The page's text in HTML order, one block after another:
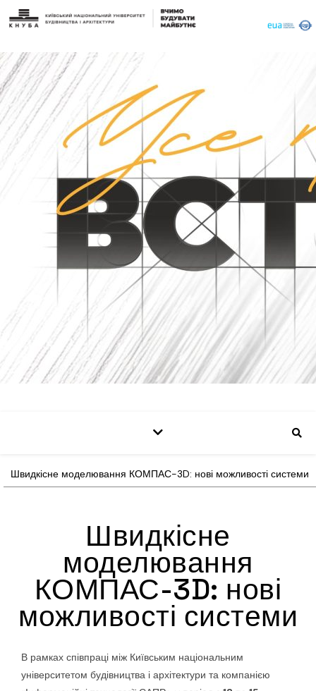
Швидкісне моделювання КОМПАС-3D: нові можливості системи
Швидкісне
моделювання
КОМПАС-3D: нові
можливості системи
В рамках співпраці між Київським національним
університетом будівництва і архітектури та компанією